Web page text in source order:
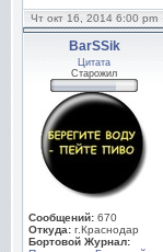
Чт окт 16, 2014 6:00 pm
BarSSik
Цитата
Старожил
Сообщений: 670
Откуда: г.Краснодар
Бортовой Журнал: